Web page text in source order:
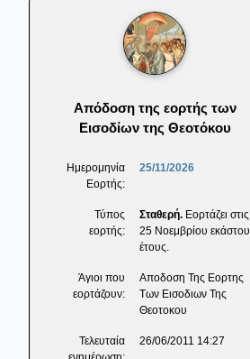
Απόδοση της εορτής των
Εισοδίων της Θεοτόκου
Ημερομηνία
Εορτής:
25/11/2026
Τύπος
εορτής:
Σταθερή. Εορτάζει στις
25 Νοεμβρίου εκάστου
έτους.
Άγιοι που
εορτάζουν:
Αποδοση Της Εορτης
Των Εισοδιων Της
Θεοτοκου
Τελευταία
26/06/2011 14:27